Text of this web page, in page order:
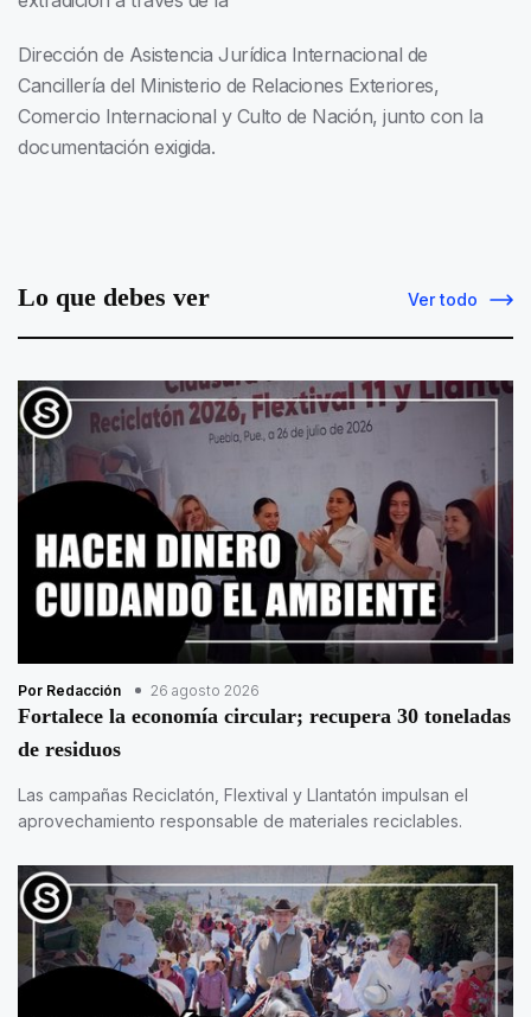
Dirección de Asistencia Jurídica Internacional de
Cancillería del Ministerio de Relaciones Exteriores,
Comercio Internacional y Culto de Nación, junto con la
documentación exigida.
Lo que debes ver Ver todo
Por Redacción 26 agosto 2026
Fortalece la economía circular; recupera 30 toneladas
de residuos
Las campañas Reciclatón, Flextival y Llantatón impulsan el
aprovechamiento responsable de materiales reciclables.